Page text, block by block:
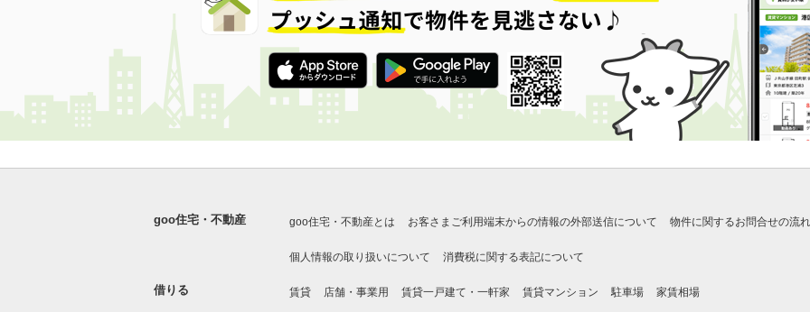
goo住宅・不動産 goo住宅・不動産とは お客さまご利用端末からの情報の外部送信について 物件に関するお問合せの流れ
個人情報の取り扱いについて 消費税に関する表記について
借りる 賃貸 店舗・事業用 賃貸一戸建て・一軒家 賃貸マンション 駐車場 家賃相場